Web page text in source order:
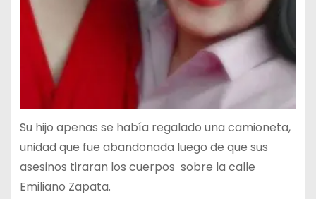
Su hijo apenas se había regalado una camioneta,
unidad que fue abandonada luego de que sus
asesinos tiraran los cuerpos sobre la calle
Emiliano Zapata.